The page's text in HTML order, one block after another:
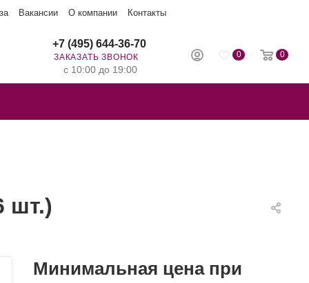
Вакансии О компании Контакты
0 0
+7 (495) 644-36-70
ЗАКАЗАТЬ ЗВОНОК
с 10:00 до 19:00
шт.)
Минимальная цена при